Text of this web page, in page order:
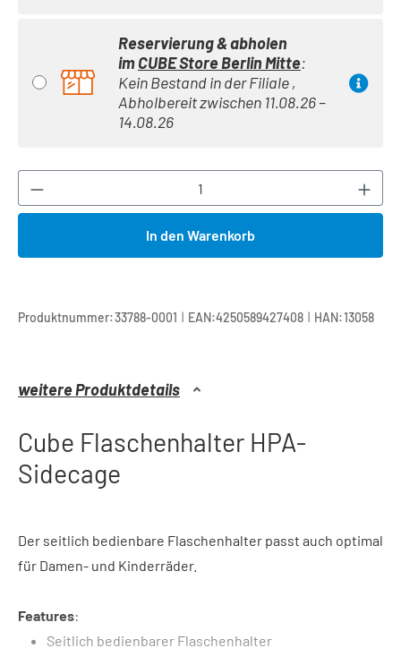
Reservierung & abholen
imCUBE Store Berlin Mitte:
Kein Bestand in der Filiale ,
Abholbereit zwischen 11.08.26 –
14.08.26
Produkt Anzahl: Gib den gewünschten
In den Warenkorb
Produktnummer:33788-0001 | EAN:4250589427408 | HAN:13058
weitere Produktdetails
Cube Flaschenhalter HPA-
Sidecage
Der seitlich bedienbare Flaschenhalter passt auch optimal
für Damen- und Kinderräder.
Features:
Seitlich bedienbarer Flaschenhalter